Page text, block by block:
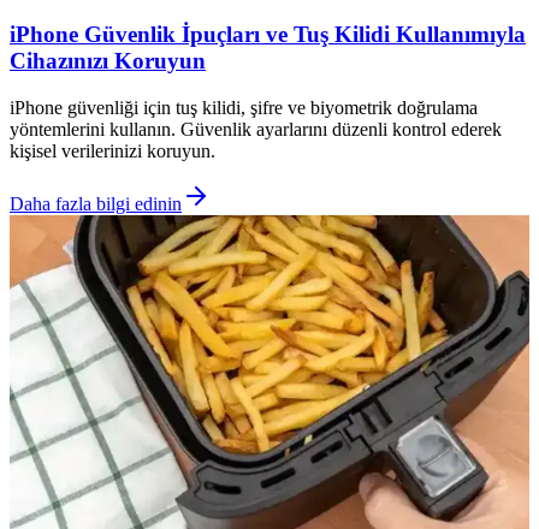
iPhone Güvenlik İpuçları ve Tuş Kilidi Kullanımıyla
Cihazınızı Koruyun
iPhone güvenliği için tuş kilidi, şifre ve biyometrik doğrulama
yöntemlerini kullanın. Güvenlik ayarlarını düzenli kontrol ederek
kişisel verilerinizi koruyun.
Daha fazla bilgi edinin